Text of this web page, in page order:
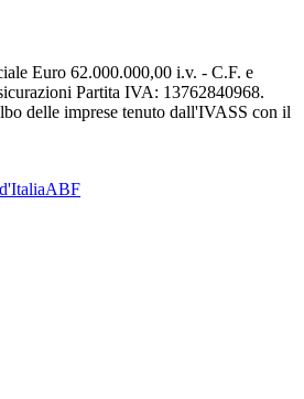
Euro 62.000.000,00 i.v. - C.F. e
Partita IVA: 13762840968.
delle imprese tenuto dall'IVASS con il
ABF